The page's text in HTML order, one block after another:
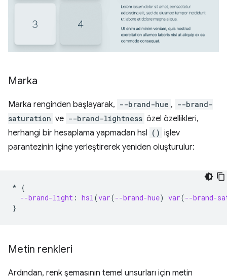
Marka
Marka renginden başlayarak, --brand-hue , --brand-
saturation ve --brand-lightness özel özellikleri,
herhangi bir hesaplama yapmadan hsl () işlev
parantezinin içine yerleştirerek yeniden oluşturulur:
* {
--brand-light : hsl (var(--brand-hue) var(--brand-
}
Metin renkleri
Ardından, renk şemasının temel unsurları için metin